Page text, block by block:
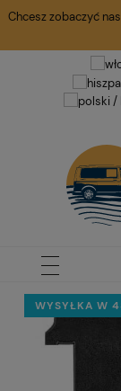
Chcesz zobaczyć
WYSYŁKA W